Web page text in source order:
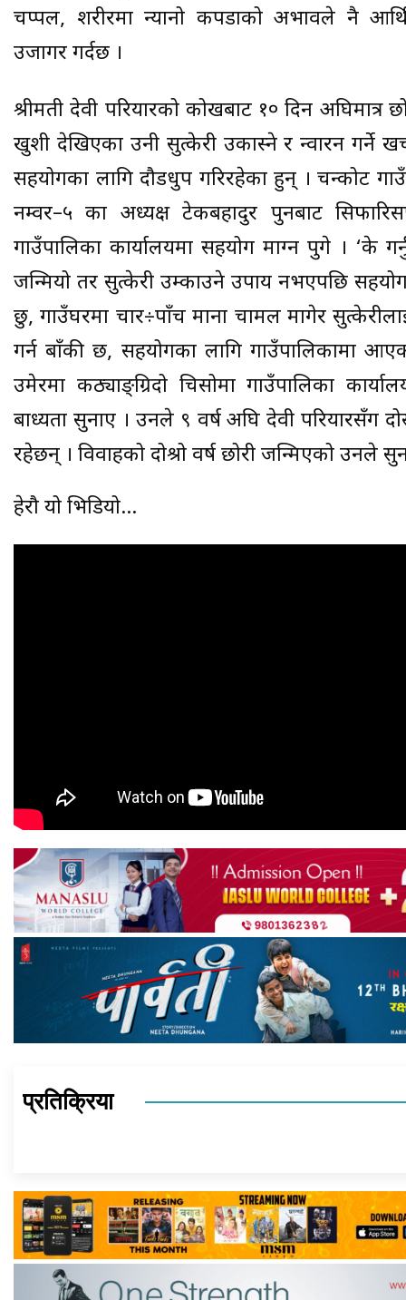
चप्पल, शरीरमा न्यानो कपडाको अभावले नै
उजागर गर्दछ ।
श्रीमती देवी परियारको कोखबाट १० दिन अघिमात्र
खुशी देखिएका उनी सुत्केरी उकास्ने र न्वारन गर्ने
सहयोगका लागि दौडधुप गरिरहेका हुन् । चन्द्रकोट
नम्वर–५ का अध्यक्ष टेकबहादुर पुनबाट
गाउँपालिका कार्यालयमा सहयोग माग्न पुगे । ‘के
जन्मियो तर सुत्केरी उम्काउने उपाय नभएपछि
छु, गाउँघरमा चार÷पाँच माना चामल मागेर
गर्न बाँकी छ, सहयोगका लागि गाउँपालिकामा
उमेरमा कठ्याङ्ग्रिदो चिसोमा गाउँपालिका
बाध्यता सुनाए । उनले ९ वर्ष अघि देवी परियारसँग
रहेछन् । विवाहको दोश्रो वर्ष छोरी जन्मिएको उनले
हेरौ यो भिडियो…
प्रतिक्रिया